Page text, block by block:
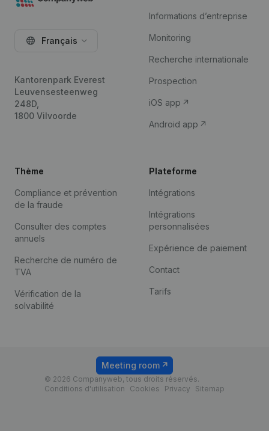
Français
Kantorenpark Everest
Leuvensesteenweg
248D,
1800 Vilvoorde
Informations d’entreprise
Monitoring
Recherche internationale
Prospection
iOS app
Android app
Thème
Compliance et prévention
de la fraude
Consulter des comptes
annuels
Recherche de numéro de
TVA
Vérification de la
solvabilité
Plateforme
Intégrations
Intégrations
personnalisées
Expérience de paiement
Contact
Tarifs
© 2026 Companyweb, tous droits réservés.
Conditions d'utilisation
Cookies Privacy Sitemap
Meeting room